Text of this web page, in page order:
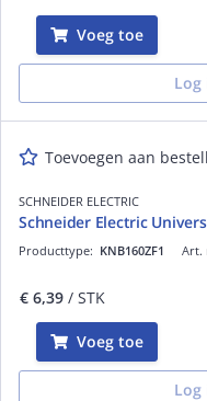
Voeg toe
Toevoegen aan
SCHNEIDER ELECTRIC
Schneider Electric
Art.
Producttype: KNB160ZF1
€ 6,39 / STK
Voeg toe